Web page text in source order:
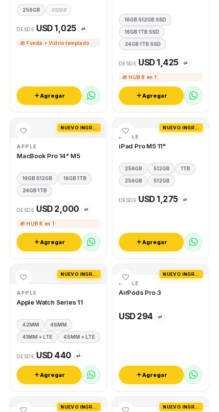
256GB 512GB
DESDE USD 1,025 ⇄
🎁 Funda + Vidrio templado
Agregar
16GB 512GB SSD
16GB 1TB SSD
24GB 1TB SSD
DESDE USD 1,425 ⇄
🎁 HUB 8 en 1
Agregar
APPLE
MacBook Pro 14" M5
16GB 512GB 16GB 1TB
24GB 1TB
DESDE USD 2,000 ⇄
🎁 HUB 8 en 1
Agregar
APPLE
iPad Pro M5 11"
256GB 512GB 1TB
256GB 512GB
DESDE USD 1,275 ⇄
Agregar
APPLE
Apple Watch Series 11
42MM 46MM
41MM + LTE 45MM + LTE
DESDE USD 440 ⇄
Agregar
APPLE
AirPods Pro 3
USD 294 ⇄
Agregar